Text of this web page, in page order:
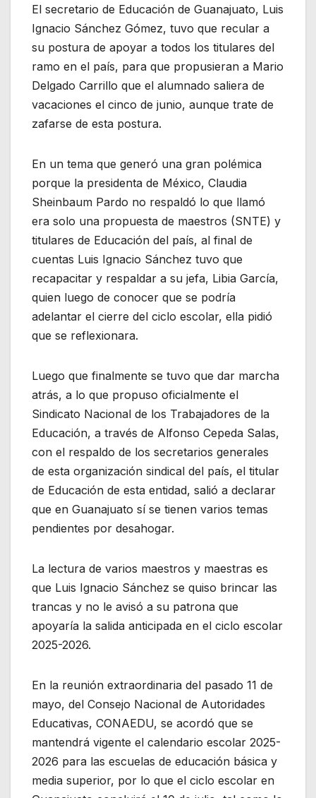
El secretario de Educación de Guanajuato, Luis
Ignacio Sánchez Gómez, tuvo que recular a
su postura de apoyar a todos los titulares del
ramo en el país, para que propusieran a Mario
Delgado Carrillo que el alumnado saliera de
vacaciones el cinco de junio, aunque trate de
zafarse de esta postura.
En un tema que generó una gran polémica
porque la presidenta de México, Claudia
Sheinbaum Pardo no respaldó lo que llamó
era solo una propuesta de maestros (SNTE) y
titulares de Educación del país, al final de
cuentas Luis Ignacio Sánchez tuvo que
recapacitar y respaldar a su jefa, Libia García,
quien luego de conocer que se podría
adelantar el cierre del ciclo escolar, ella pidió
que se reflexionara.
Luego que finalmente se tuvo que dar marcha
atrás, a lo que propuso oficialmente el
Sindicato Nacional de los Trabajadores de la
Educación, a través de Alfonso Cepeda Salas,
con el respaldo de los secretarios generales
de esta organización sindical del país, el titular
de Educación de esta entidad, salió a declarar
que en Guanajuato sí se tienen varios temas
pendientes por desahogar.
La lectura de varios maestros y maestras es
que Luis Ignacio Sánchez se quiso brincar las
trancas y no le avisó a su patrona que
apoyaría la salida anticipada en el ciclo escolar
2025-2026.
En la reunión extraordinaria del pasado 11 de
mayo, del Consejo Nacional de Autoridades
Educativas, CONAEDU, se acordó que se
mantendrá vigente el calendario escolar 2025-
2026 para las escuelas de educación básica y
media superior, por lo que el ciclo escolar en